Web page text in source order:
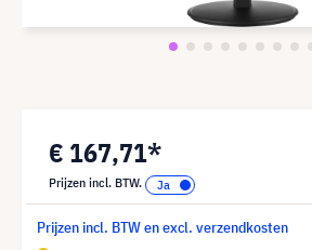
€ 167,71*
Prijzen incl. BTW.
Prijzen incl. BTW en excl. verzendkosten